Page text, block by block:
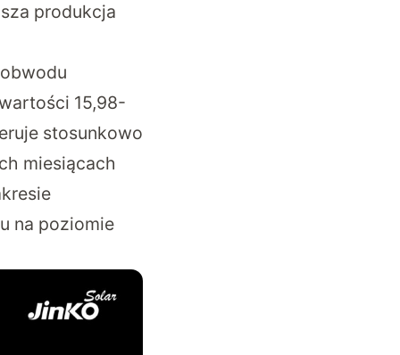
produkcja
15,98-
stosunkowo
miesiącach
na poziomie